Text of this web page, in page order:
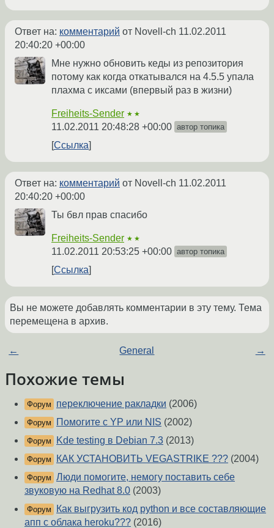
Ответ на: комментарий от Novell-ch 11.02.2011
20:40:20 +00:00
Мне нужно обновить кеды из репозитория
потому как когда откатывался на 4.5.5 упала
плахма с иксами (впервый раз в жизни)
Freiheits-Sender ★★
11.02.2011 20:48:28 +00:00 автор топика
Ссылка
Ответ на: комментарий от Novell-ch 11.02.2011
20:40:20 +00:00
Ты бвл прав спасибо
Freiheits-Sender ★★
11.02.2011 20:53:25 +00:00 автор топика
Ссылка
Вы не можете добавлять комментарии в эту тему. Тема
перемещена в архив.
← General →
Похожие темы
Форум переключение ракладки (2006)
Форум Помогите с YP или NIS (2002)
Форум Kde testing в Debian 7.3 (2013)
Форум КАК УСТАНОВИТЬ VEGASTRIKE ??? (2004)
Форум Люди помогите, немогу поставить себе
звуковую на Redhat 8.0 (2003)
Форум
Как выгрузить код python и все составляющие
апп c облака heroku??? (2016)